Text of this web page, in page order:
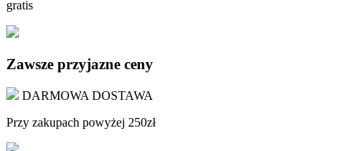
gratis
Zawsze przyjazne ceny
DARMOWA DOSTAWA
Przy zakupach powyżej 250zł